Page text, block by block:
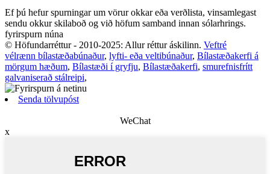
Ef þú hefur spurningar um vörur okkar eða verðlista, vinsamlegast
sendu okkur skilaboð og við höfum samband innan sólarhrings.
fyrirspurn núna
© Höfundarréttur - 2010-2025: Allur réttur áskilinn. Veftré
vélrænn bílastæðabúnaður, lyfti- eða veltibúnaður, Bílastæðakerfi á
mörgum hæðum, Bílastæði í gryfju, Bílastæðakerfi, smurefnisfrítt
galvaniserað stálreipi,
Senda tölvupóst
WeChat
x